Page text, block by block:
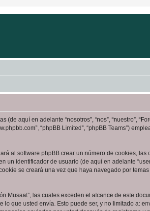
aquí en adelante “nosotros”, “nos”, “nuestro”,
“phpBB Limited”, “phpBB Teams”)
al software phpBB crear un número de cookies,
identificador de usuario (de aquí en adelante
se creará una vez que haya navegado por
Musaat”, las cuales exceden el alcance de este
que usted envía. Esto puede ser, y no limitado a: